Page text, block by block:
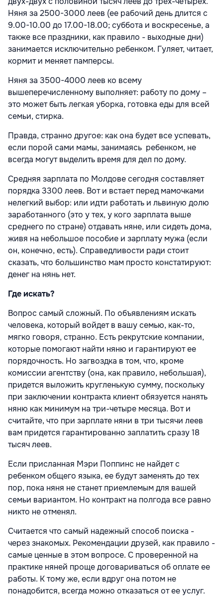
Няня за 2500-3000 леев (ее рабочий день длится с
9.00-10.00 до 17.00-18.00; суббота и воскресенье, а
также все праздники, как правило - выходные дни)
занимается исключительно ребенком. Гуляет, читает,
кормит и меняет памперсы.
Няня за 3500-4000 леев ко всему
вышеперечисленному выполняет: работу по дому –
это может быть легкая уборка, готовка еды для всей
семьи, стирка.
Правда, странно другое: как она будет все успевать,
если порой сами мамы, занимаясь ребенком, не
всегда могут выделить время для дел по дому.
Средняя зарплата по Молдове сегодня составляет
порядка 3300 леев. Вот и встает перед мамочками
нелегкий выбор: или идти работать и львиную долю
заработанного (это у тех, у кого зарплата выше
среднего по стране) отдавать няне, или сидеть дома,
живя на небольшое пособие и зарплату мужа (если
он, конечно, есть). Справедливости ради стоит
сказать, что большинство мам просто констатируют:
денег на нянь нет.
Где искать?
Вопрос самый сложный. По объявлениям искать
человека, который войдет в вашу семью, как-то,
мягко говоря, странно. Есть рекрутские компании,
которые помогают найти няню и гарантируют ее
порядочность. Но загвоздка в том, что, кроме
комиссии агентству (она, как правило, небольшая),
придется выложить кругленькую сумму, поскольку
при заключении контракта клиент обязуется нанять
няню как минимум на три-четыре месяца. Вот и
считайте, что при зарплате няни в три тысячи леев
вам придется гарантированно заплатить сразу 18
тысяч леев.
Если присланная Мэри Поппинс не найдет с
ребенком общего языка, ее будут заменять до тех
пор, пока няня не станет приемлемым для вашей
семьи вариантом. Но контракт на полгода все равно
никто не отменял.
Считается что самый надежный способ поиска -
через знакомых. Рекомендации друзей, как правило -
самые ценные в этом вопросе. С проверенной на
практике няней проще договариваться об оплате ее
работы. К тому же, если вдруг она потом не
понадобится, всегда можно отказаться от ее услуг.